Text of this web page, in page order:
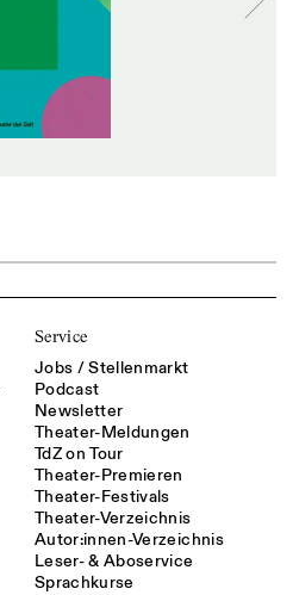
Service
Jobs / Stellenmarkt
Podcast
Newsletter
Theater-Meldungen
TdZ on Tour
Theater-Premieren
Theater-Festivals
Theater-Verzeichnis
Autor:innen-Verzeichnis
Leser- & Aboservice
Sprachkurse